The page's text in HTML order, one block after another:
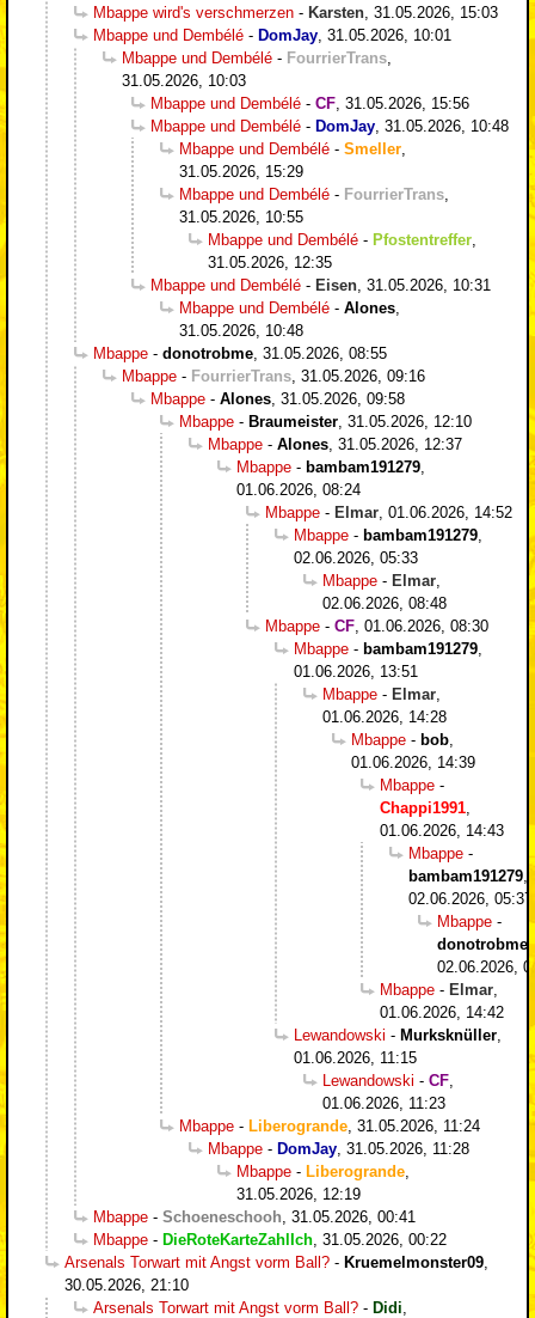
Mbappe wird's verschmerzen - Karsten 31.05.2026, 15:03
Mbappe und Dembélé - DomJay 31.05.2026, 10:01
Mbappe und Dembélé - FourrierTrans
31.05.2026, 10:03
Mbappe und Dembélé - CF 31.05.2026, 15:56
Mbappe und Dembélé - DomJay 31.05.2026, 10:48
Mbappe und Dembélé - Smeller
31.05.2026, 15:29
Mbappe und Dembélé - FourrierTrans
31.05.2026, 10:55
Mbappe und Dembélé - Pfostentreffer
31.05.2026, 12:35
Mbappe und Dembélé - Eisen 31.05.2026, 10:31
Mbappe und Dembélé - Alones
31.05.2026, 10:48
Mbappe - donotrobme 31.05.2026, 08:55
Mbappe - FourrierTrans 31.05.2026, 09:16
Mbappe - Alones 31.05.2026, 09:58
Mbappe - Braumeister 31.05.2026, 12:10
Mbappe - Alones 31.05.2026, 12:37
Mbappe - bambam191279
01.06.2026, 08:24
Mbappe - Elmar 01.06.2026, 14:52
Mbappe - bambam191279
02.06.2026, 05:33
Mbappe - Elmar
02.06.2026, 08:48
Mbappe - CF 01.06.2026, 08:30
Mbappe - bambam191279
01.06.2026, 13:51
Mbappe - Elmar
01.06.2026, 14:28
Mbappe - bob
01.06.2026, 14:39
Mbappe -
Chappi1991
01.06.2026, 14:43
Mbappe -
bambam191279
02.06.2026, 05:37
Mbappe -
donotrobme,
02.06.2026,
Mbappe - Elmar
01.06.2026, 14:42
Lewandowski - Murksknüller
01.06.2026, 11:15
Lewandowski - CF
01.06.2026, 11:23
Mbappe - Liberogrande 31.05.2026, 11:24
Mbappe - DomJay 31.05.2026, 11:28
Mbappe - Liberogrande
31.05.2026, 12:19
Mbappe - Schoeneschooh 31.05.2026, 00:41
Mbappe - DieRoteKarteZahlIch 31.05.2026, 00:22
Arsenals Torwart mit Angst vorm Ball? - Kruemelmonster09
30.05.2026, 21:10
Arsenals Torwart mit Angst vorm Ball? - Didi